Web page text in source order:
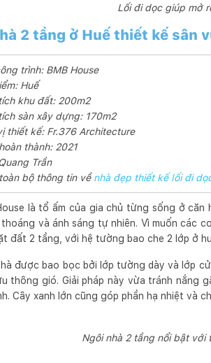
Lối đi dọc giúp mở
2 tầng ở Huế thiết kế sân
trình: BMB House
Huế
khu đất: 200m2
sàn xây dựng: 170m2
thiết kế: Fr.376 Architecture
thành: 2021
Trần
bộ thông tin vềnhà đẹp thiết kế lối đi
là tổ ấm của gia chủ từng sống ở
và ánh sáng tự nhiên. Vì muốn các
đất 2 tầng, với hệ tường bao che 2 lớp ở
được bao bọc bởi lớp tường dày và lớp
thông gió. Giải pháp này vừa tránh nắng
Cây xanh lớn cũng góp phần hạ nhiệt và
Ngôi nhà 2 tầng nổi bật với